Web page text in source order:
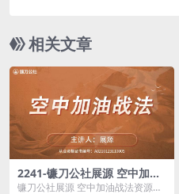
相关文章
2241-镰刀公社展源 空中加油
战法
镰刀公社展源 空中加油战法资源简